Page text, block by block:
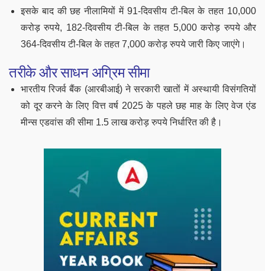
इसके बाद की छह नीलामियों में 91-दिवसीय टी-बिल के तहत 10,000
करोड़ रुपये, 182-दिवसीय टी-बिल के तहत 5,000 करोड़ रुपये और
364-दिवसीय टी-बिल के तहत 7,000 करोड़ रुपये जारी किए जाएंगे।
तरीके और साधन अग्रिम सीमा
भारतीय रिजर्व बैंक (आरबीआई) ने सरकारी खातों में अस्थायी विसंगतियों
को दूर करने के लिए वित्त वर्ष 2025 के पहले छह माह के लिए वेज एंड
मीन्स एडवांस की सीमा 1.5 लाख करोड़ रुपये निर्धारित की है।